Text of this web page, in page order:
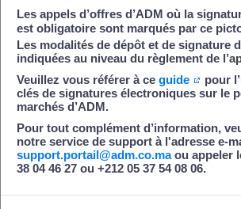
(DC)
Répondre sous forme
consultations
Disposer d’un espace
stockage de documents
Les appels d’offres d’ADM où la
est obligatoire sont marqués par ce
Les modalités de dépôt et de signature
indiquées au niveau du règlement de
Veuillez vous référer à ce guide
pour
clés de signatures électroniques sur le
marchés d’ADM.
Pour tout complément d’information,
notre service de support à l'adresse e-
support.portail@adm.co.maou appeler
38 04 46 27 ou +212 05 37 54 08 06.
Identifiez-vous !